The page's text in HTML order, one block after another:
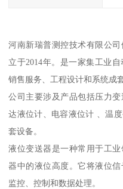
河南新瑞普测控技术有限公
立于2014年。是一家集工业
销售服务、工程设计和系统成
公司主要涉及产品包括压力
达液位计、电容液位计 、温
套设备。
液位变送器是一种常用于工
器中的液位高度。它将液位
监控、控制和数据处理。